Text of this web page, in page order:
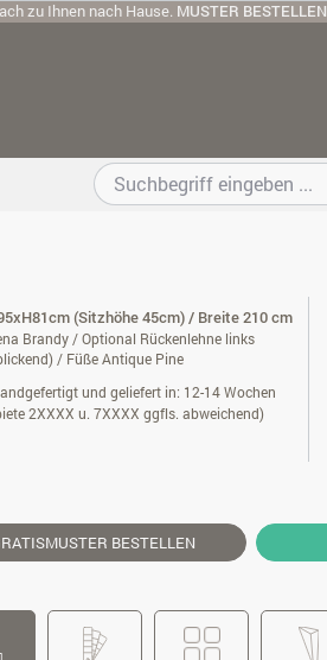
zu Ihnen nach Hause. MUSTER BESTELLEN
(Sitzhöhe 45cm) / Breite 210 cm
Brandy / Optional Rückenlehne links
/ Füße Antique Pine
und geliefert in: 12-14 Wochen
2XXXX u. 7XXXX ggfls. abweichend)
BESTELLEN